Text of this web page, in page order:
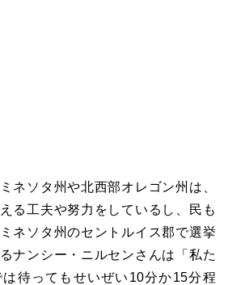
ネソタ州や北西部オレゴン州は、
る工夫や努力をしているし、民も
ネソタ州のセントルイス郡で選挙
ナンシー・ニルセンさんは「私た
待ってもせいぜい10分か15分程